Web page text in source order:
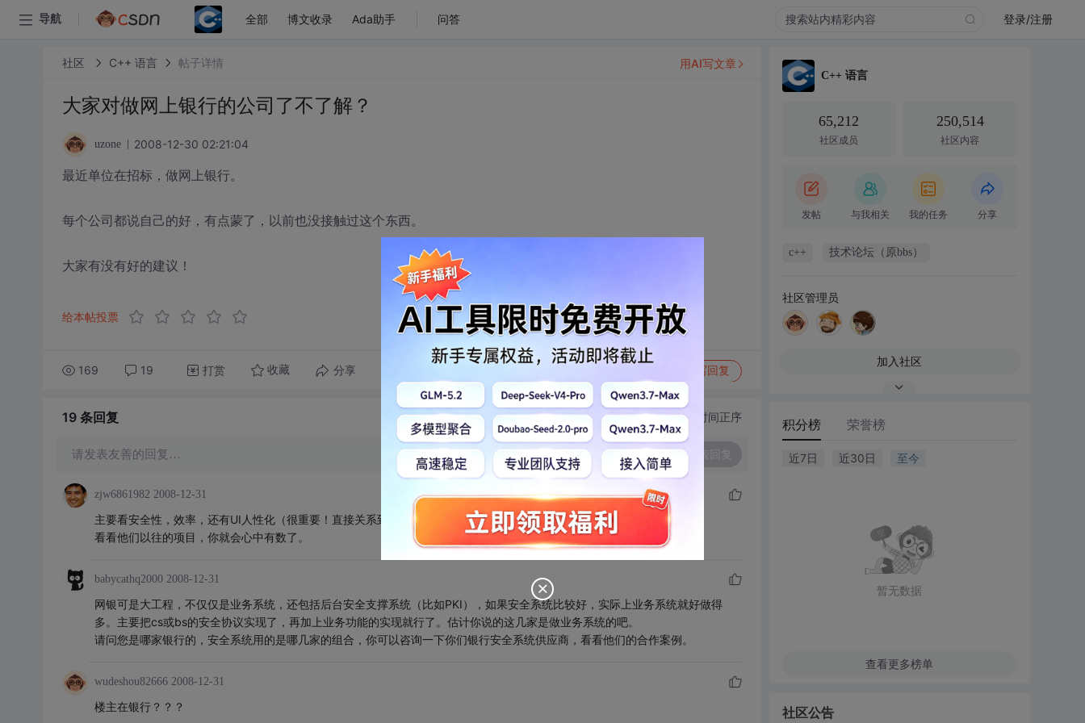
导航 全部 博文收录 Ada助手 问答 登录/注册
社区 C++ 语言 帖子详情
大家对做网上银行的公司了不了解？
uzone 2008-12-30 02:21:04
最近单位在招标，做网上银行。
每个公司都说自己的好，有点蒙了，以前也没接触过这个东西。
大家有没有好的建议！
给本帖投票
169 19 打赏 收藏 分享 写回复
用AI写文章
19 条回复 切换为时间正序
请发表友善的回复… 发表回复
zjw6861982 2008-12-31
主要看安全性，效率，还有UI人性化（很重要！直接关系到你的用户增长度）。
看看他们以往的项目，你就会心中有数了。
babycathq2000 2008-12-31
网银可是大工程，不仅仅是业务系统，还包括后台安全支撑系统（比如PKI），如果安全系统比较好，实际上业务系统就好做得
多。主要把cs或bs的安全协议实现了，再加上业务功能的实现就行了。估计你说的这几家是做业务系统的吧。
请问您是哪家银行的，安全系统用的是哪几家的组合，你可以咨询一下你们银行安全系统供应商，看看他们的合作案例。
wudeshou82666 2008-12-31
楼主在银行？？？
C++ 语言
65,212
社区成员
250,514
社区内容
发帖 与我相关 我的任务 分享
c++ 技术论坛（原bbs）
社区管理员
加入社区
积分榜 荣誉榜
近7日 近30日 至今
暂无数据
查看更多榜单
社区公告